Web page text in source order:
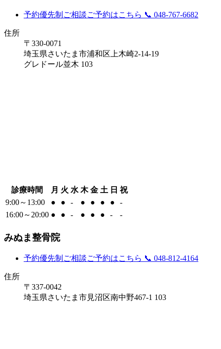
予約優先制 ご相談ご予約はこちら 📞 048-767-6682
住所
〒330-0071
埼玉県さいたま市浦和区上木崎2-14-19
グレドール並木 103
診療時間 月 火 水 木 金 土 日 祝
9:00～13:00
● ● - ● ● ● ●
-
16:00～20:00 ● ● - ● ● ● - -
みぬま整骨院
予約優先制 ご相談ご予約はこちら 📞 048-812-4164
住所
〒337-0042
埼玉県さいたま市見沼区南中野467-1 103